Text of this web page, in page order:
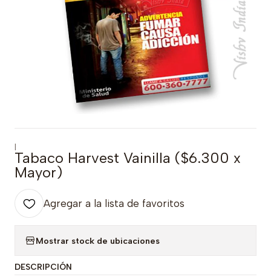
|
Tabaco Harvest Vainilla ($6.300 x
Mayor)
Agregar a la lista de favoritos
Mostrar stock de ubicaciones
DESCRIPCIÓN